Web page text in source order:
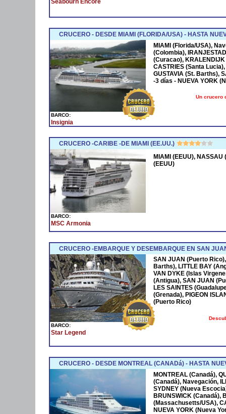
Seabourn Encore
CRUCERO - DESDE MIAMI (FLORIDA/USA) - HASTA
BARCO:
Insignia
MIAMI (Florida/USA),
(Colombia),
(Curacao), KRALENDIJK
CASTRIES (Santa
GUSTAVIA (St. Barths),
-3 días - NUEVA YORK
Un crucero
CRUCERO -CARIBE -DE MIAMI (EE.UU.)
BARCO:
MSC Armonia
MIAMI (EEUU), NASSAU
(EEUU)
CRUCERO -EMBARQUE Y DESEMBARQUE EN SAN
BARCO:
Star Legend
SAN JUAN (Puerto
Barths), LITTLE BAY
VAN DYKE (Islas
(Antigua), SAN JUAN
LES SAINTES
(Grenada), PIGEON
(Puerto Rico)
CRUCERO - DESDE MONTREAL (CANADá) - HASTA
MONTREAL (Canadá),
(Canadá), Navegación,
SYDNEY (Nueva
BRUNSWICK (Canadá),
(Massachusetts/USA),
NUEVA YORK (Nueva